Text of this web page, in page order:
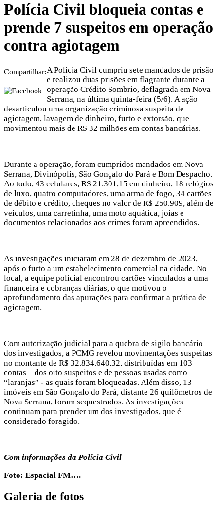
Polícia Civil bloqueia contas e
prende 7 suspeitos em operação
contra agiotagem
Compartilhar:A Polícia Civil cumpriu sete mandados de prisão
e realizou duas prisões em flagrante durante a
operação Crédito Sombrio, deflagrada em Nova
Serrana, na última quinta-feira (5/6). A ação
desarticulou uma organização criminosa suspeita de
agiotagem, lavagem de dinheiro, furto e extorsão, que
movimentou mais de R$ 32 milhões em contas bancárias.
Durante a operação, foram cumpridos mandados em Nova
Serrana, Divinópolis, São Gonçalo do Pará e Bom Despacho.
Ao todo, 43 celulares, R$ 21.301,15 em dinheiro, 18 relógios
de luxo, quatro computadores, uma arma de fogo, 34 cartões
de débito e crédito, cheques no valor de R$ 250.909, além de
veículos, uma carretinha, uma moto aquática, joias e
documentos relacionados aos crimes foram apreendidos.
As investigações iniciaram em 28 de dezembro de 2023,
após o furto a um estabelecimento comercial na cidade. No
local, a equipe policial encontrou cartões vinculados a uma
financeira e cobranças diárias, o que motivou o
aprofundamento das apurações para confirmar a prática de
agiotagem.
Com autorização judicial para a quebra de sigilo bancário
dos investigados, a PCMG revelou movimentações suspeitas
no montante de R$ 32.834.640,32, distribuídas em 103
contas – dos oito suspeitos e de pessoas usadas como
“laranjas” - as quais foram bloqueadas. Além disso, 13
imóveis em São Gonçalo do Pará, distante 26 quilômetros de
Nova Serrana, foram sequestrados. As investigações
continuam para prender um dos investigados, que é
considerado foragido.
Com informações da Polícia Civil
Foto: Espacial FM….
Galeria de fotos